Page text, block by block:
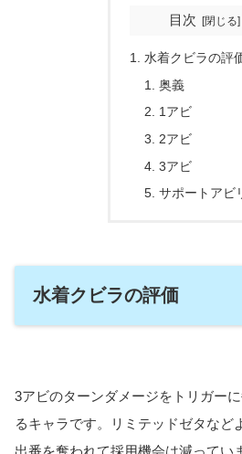
目次
水着クビラの評
奥義
1アビ
2アビ
3アビ
サポートアビ
水着クビラの評価
3アビのターンダメージをトリガー
るキャラです。リミテッドゼタなど